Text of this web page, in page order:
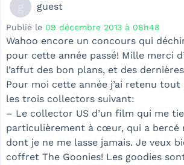
guest
Publié le 09 décembre 2013 à 08h48
Wahoo encore un concours qui
pour cette année passé! Mille merci
l’affut des bon plans, et des
Pour moi cette année j’ai retenu
les trois collectors suivant:
– Le collector US d’un film qui me
particulièrement à cœur, qui a bercé
dont je ne me lasse jamais. Je veux
coffret The Goonies! Les goodies